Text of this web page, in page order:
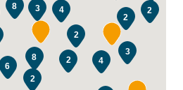
3
6
8 4
2
2
8
2
2
4 2
3